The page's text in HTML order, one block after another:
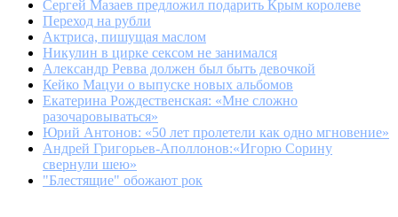
Сергей Мазаев предложил подарить Крым королеве
Переход на рубли
Актриса, пишущая маслом
Никулин в цирке сексом не занимался
Александр Ревва должен был быть девочкой
Кейко Мацуи о выпуске новых альбомов
Екатерина Рождественская: «Мне сложно
разочаровываться»
Юрий Антонов: «50 лет пролетели как одно мгновение»
Андрей Григорьев-Аполлонов:«Игорю Сорину
свернули шею»
"Блестящие" обожают рок